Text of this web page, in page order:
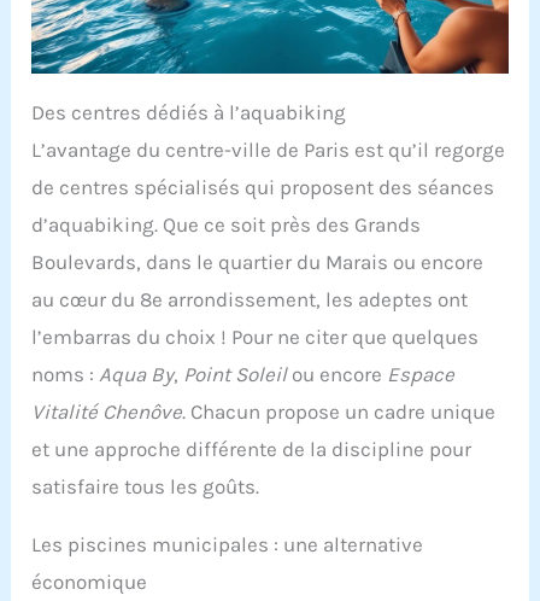
Des centres dédiés à l’aquabiking
L’avantage du centre-ville de Paris est qu’il regorge
de centres spécialisés qui proposent des séances
d’aquabiking. Que ce soit près des Grands
Boulevards, dans le quartier du Marais ou encore
au cœur du 8e arrondissement, les adeptes ont
l’embarras du choix ! Pour ne citer que quelques
noms : Aqua By, Point Soleilou encore Espace
Vitalité Chenôve. Chacun propose un cadre unique
et une approche différente de la discipline pour
satisfaire tous les goûts.
Les piscines municipales : une alternative
économique